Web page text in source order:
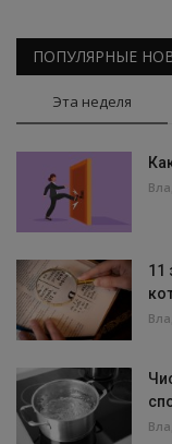
ПОПУЛЯРНЫЕ
Эта неделя
11